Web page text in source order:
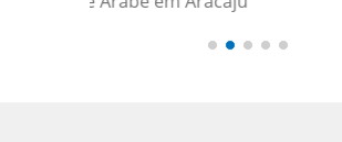
Curso de Português em